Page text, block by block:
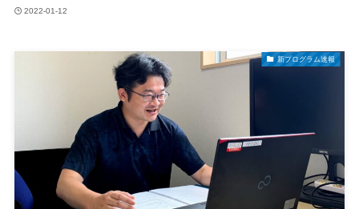
2022-01-12
新プログラム速報